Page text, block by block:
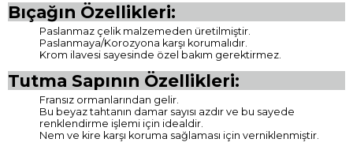
Bıçağın Özellikleri:
Paslanmaz çelik malzemeden üretilmiştir.
Paslanmaya/Korozyona karşı korumalıdır.
Krom ilavesi sayesinde özel bakım gerektirmez.
Tutma Sapının Özellikleri:
Fransız ormanlarından gelir.
Bu beyaz tahtanın damar sayısı azdır ve bu sayede
renklendirme işlemi için idealdir.
Nem ve kire karşı koruma sağlaması için verniklenmiştir.